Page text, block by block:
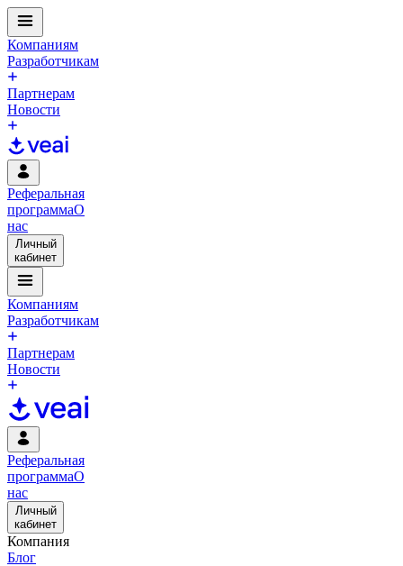
Компаниям
Разработчикам
Партнерам
Новости
Реферальная
программаО
нас
Личный
кабинет
Компаниям
Разработчикам
Партнерам
Новости
Реферальная
программаО
нас
Личный
кабинет
Компания
Блог